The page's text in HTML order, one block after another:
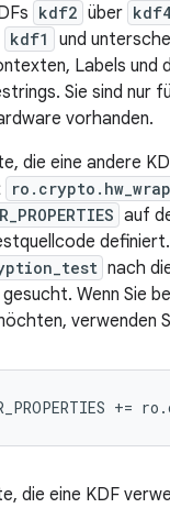
kdf2 über kdf4
kdf1
und
Labels und
Sie sind nur
vorhanden.
die eine andere
auf
nach
gesucht. Wenn Sie
verwenden
die eine KDF